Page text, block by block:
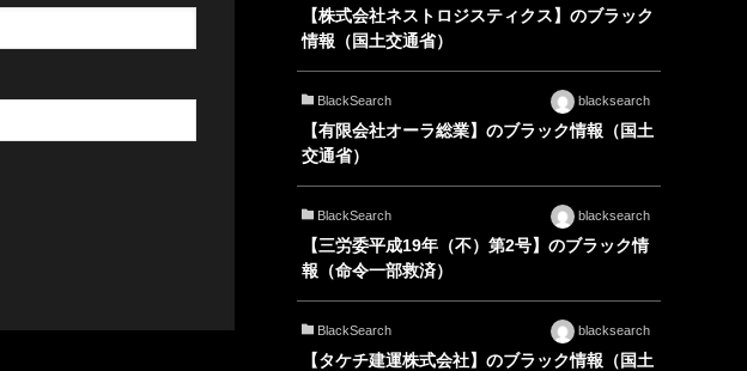
【株式会社ネストロジスティクス】のブラック
情報（国土交通省）
BlackSearch blacksearch
【有限会社オーラ総業】のブラック情報（国土
交通省）
BlackSearch blacksearch
【三労委平成19年（不）第2号】のブラック情
報（命令一部救済）
BlackSearch blacksearch
【タケチ建運株式会社】のブラック情報（国土